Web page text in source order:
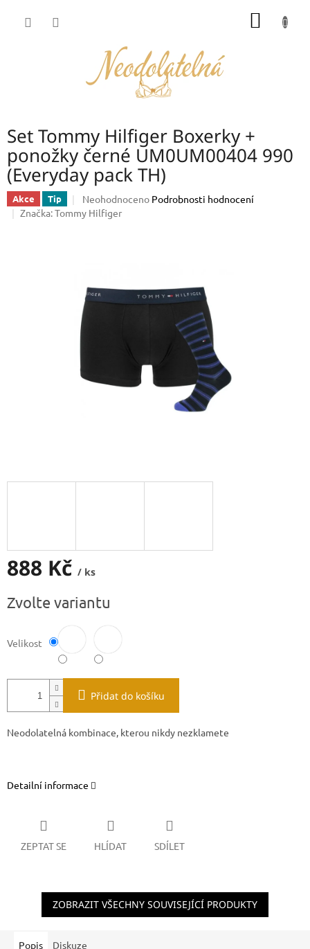
Set Tommy Hilfiger Boxerky +
ponožky černé UM0UM00404 990
(Everyday pack TH)
Akce Tip
Průměrné
hodnocení
hvězdiček.
Neohodnoceno Podrobnosti hodnocení
Značka:Tommy Hilfiger
888 Kč / ks
cena:
Zvolte variantu
Velikost
Přidat do košíku
Neodolatelná kombinace, kterou nikdy nezklamete
Detailní informace
ZEPTAT SE HLÍDAT SDÍLET
ZOBRAZIT VŠECHNY SOUVISEJÍCÍ PRODUKTY
Popis Diskuze